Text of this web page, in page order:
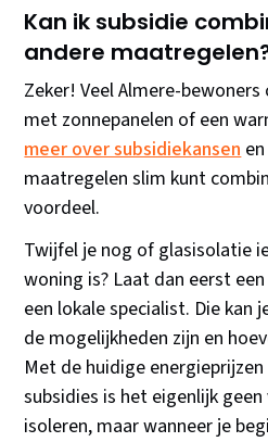
Kan ik subsidie
andere
Zeker! Veel Almere-
met zonnepanelen of een
meer over subsidiekansenen
maatregelen slim kunt
voordeel.
Twijfel je nog of glasisolatie
woning is? Laat dan eerst
een lokale specialist. Die kan
de mogelijkheden zijn en
Met de huidige
subsidies is het eigenlijk
isoleren, maar wanneer je